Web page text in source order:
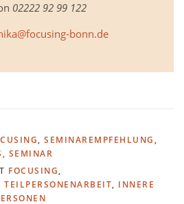
02222 92 99 122
bonn.de
, SEMINAREMPFEHLUNG,
SEMINAR
FOCUSING,
, INNERE